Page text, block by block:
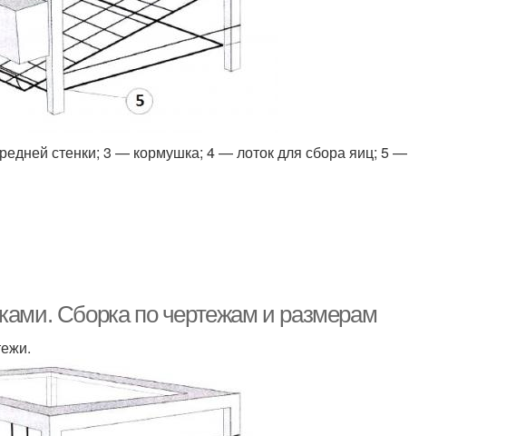
стенки; 3 — кормушка; 4 — лоток для сбора яиц; 5 —
Сборка по чертежам и размерам